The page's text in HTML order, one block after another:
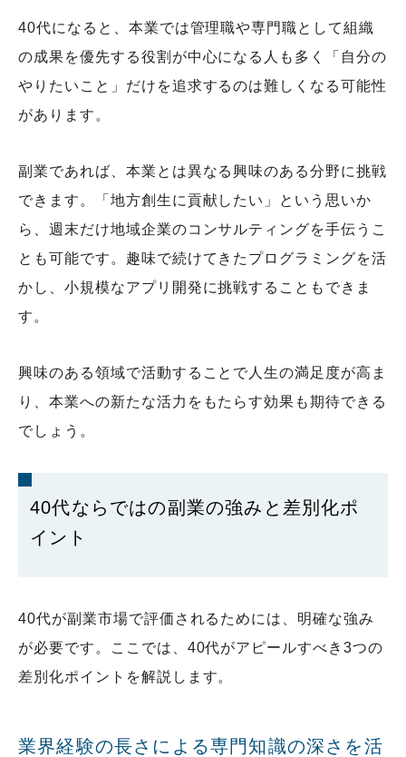
40代になると、本業では管理職や専門職として組織
の成果を優先する役割が中心になる人も多く「自分の
やりたいこと」だけを追求するのは難しくなる可能性
があります。
副業であれば、本業とは異なる興味のある分野に挑戦
できます。「地方創生に貢献したい」という思いか
ら、週末だけ地域企業のコンサルティングを手伝うこ
とも可能です。趣味で続けてきたプログラミングを活
かし、小規模なアプリ開発に挑戦することもできま
す。
興味のある領域で活動することで人生の満足度が高ま
り、本業への新たな活力をもたらす効果も期待できる
でしょう。
40代ならではの副業の強みと差別化ポ
イント
40代が副業市場で評価されるためには、明確な強み
が必要です。ここでは、40代がアピールすべき3つの
差別化ポイントを解説します。
業界経験の長さによる専門知識の深さを活